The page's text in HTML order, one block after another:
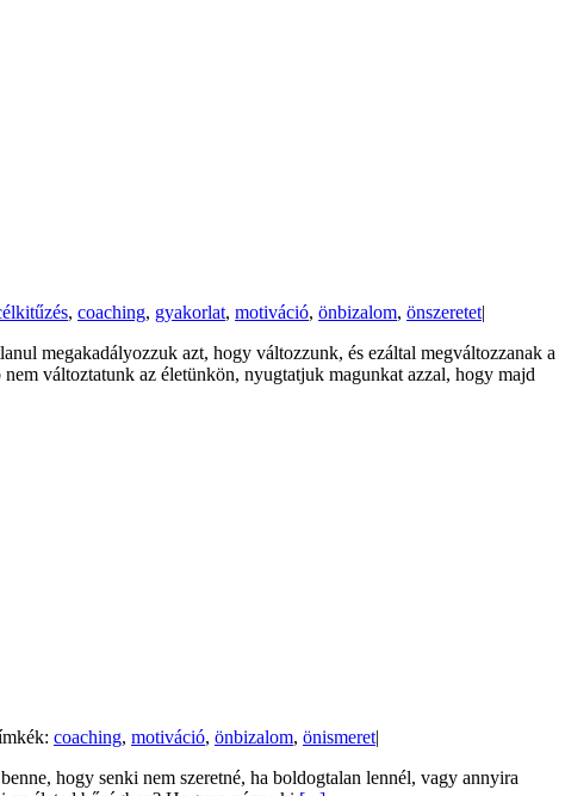
, coaching, gyakorlat, motiváció, önbizalom, önszeretet|
megakadályozzuk azt, hogy változzunk, és ezáltal megváltozzanak a
változtatunk az életünkön, nyugtatjuk magunkat azzal, hogy majd
coaching, motiváció, önbizalom, önismeret|
hogy senki nem szeretné, ha boldogtalan lennél, vagy annyira